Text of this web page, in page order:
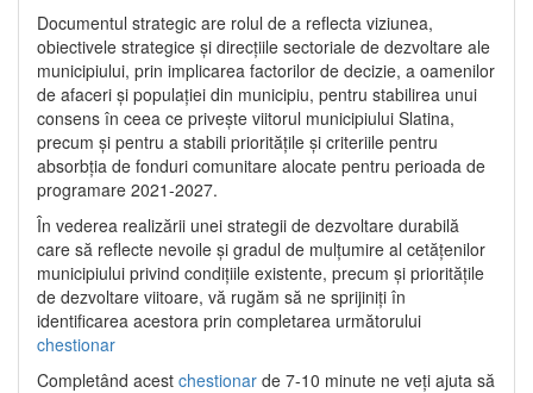
Documentul strategic are rolul de a reflecta viziunea,
obiectivele strategice și direcțiile sectoriale de dezvoltare ale
municipiului, prin implicarea factorilor de decizie, a oamenilor
de afaceri și populației din municipiu, pentru stabilirea unui
consens în ceea ce privește viitorul municipiului Slatina,
precum și pentru a stabili prioritățile și criteriile pentru
absorbția de fonduri comunitare alocate pentru perioada de
programare 2021-2027.
În vederea realizării unei strategii de dezvoltare durabilă
care să reflecte nevoile și gradul de mulțumire al cetățenilor
municipiului privind condițiile existente, precum și prioritățile
de dezvoltare viitoare, vă rugăm să ne sprijiniți în
identificarea acestora prin completarea următorului
chestionar
Completând acest chestionar de 7-10 minute ne veți ajuta să